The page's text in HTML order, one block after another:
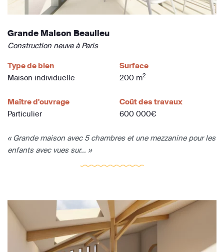
Grande Maison Beaulieu
Construction neuve à Paris
Type de bien
Maison individuelle
Surface
200 m2
Maître d'ouvrage
Particulier
Coût des travaux
600 000€
« Grande maison avec 5 chambres et une mezzanine pour les
enfants avec vues sur... »